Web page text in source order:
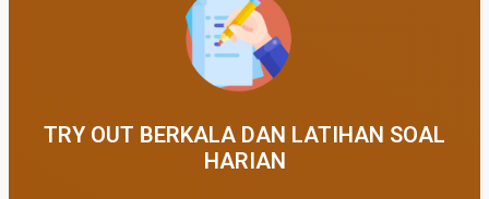
TRY OUT BERKALA DAN LATIHAN SOAL
HARIAN